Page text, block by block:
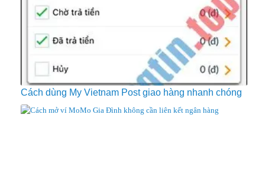
Cách dùng My Vietnam Post giao hàng nhanh chóng